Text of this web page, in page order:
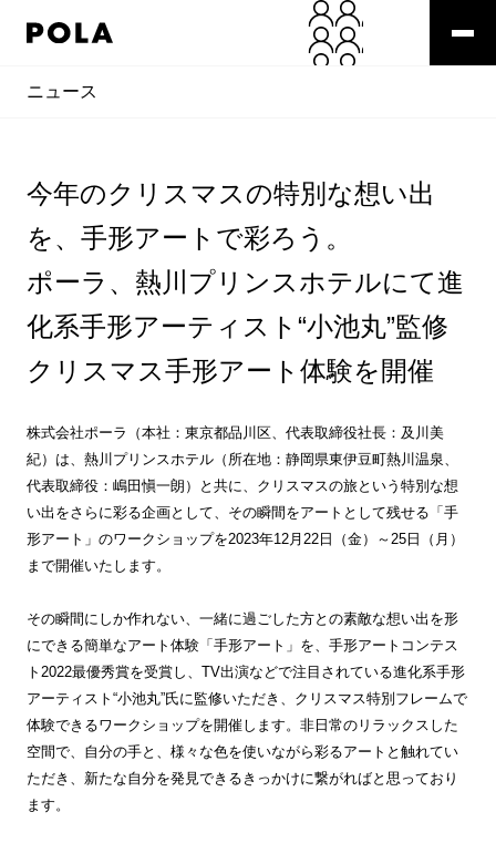
ニュース
今年のクリスマスの特別な想い出
を、手形アートで彩ろう。
ポーラ、熱川プリンスホテルにて進
化系手形アーティスト“小池丸”監修
クリスマス手形アート体験を開催
株式会社ポーラ（本社：東京都品川区、代表取締役社長：及川美
紀）は、熱川プリンスホテル（所在地：静岡県東伊豆町熱川温泉、
代表取締役：嶋田愼一朗）と共に、クリスマスの旅という特別な想
い出をさらに彩る企画として、その瞬間をアートとして残せる「手
形アート」のワークショップを2023年12月22日（金）～25日（月）
まで開催いたします。
その瞬間にしか作れない、一緒に過ごした方との素敵な想い出を形
にできる簡単なアート体験「手形アート」を、手形アートコンテス
ト2022最優秀賞を受賞し、TV出演などで注目されている進化系手形
アーティスト“小池丸”氏に監修いただき、クリスマス特別フレームで
体験できるワークショップを開催します。非日常のリラックスした
空間で、自分の手と、様々な色を使いながら彩るアートと触れてい
ただき、新たな自分を発見できるきっかけに繋がればと思っており
ます。